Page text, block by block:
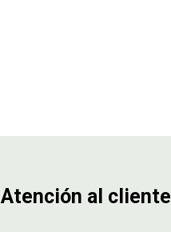
Atención al cliente